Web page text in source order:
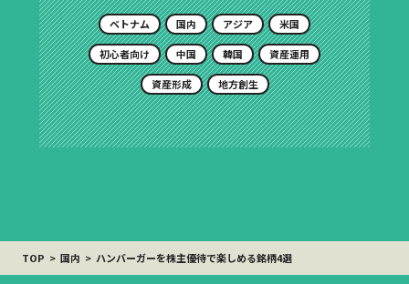
ベトナム 国内 アジア 米国
初心者向け 中国 韓国 資産運用
資産形成 地方創生
TOP 国内 ハンバーガーを株主優待で楽しめる銘柄4選